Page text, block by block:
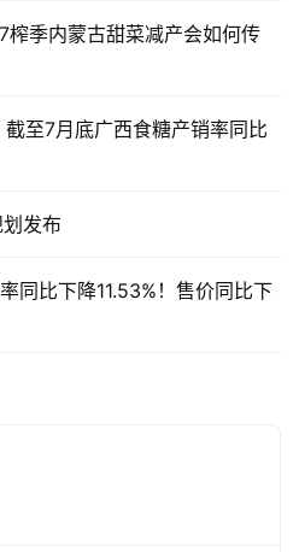
季内蒙古甜菜减产会如何传
至7月底广西食糖产销率同比
发布
同比下降11.53%！售价同比下